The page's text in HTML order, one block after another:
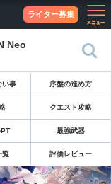
ライター募集
Neo
い事 序盤の進め方
クエスト攻略
最強武器
覧 評価レビュー